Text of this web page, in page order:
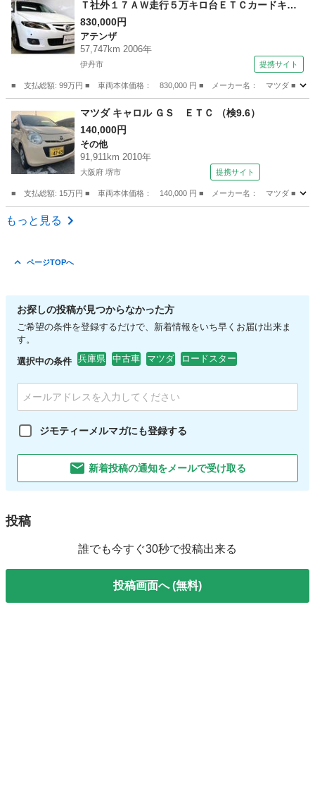
Ｔ社外１７ＡＷ走行５万キロ台ＥＴＣカードキー
ＨＩＤＢカメラＢＯＳＥ （検9.3）
830,000円
アテンザ
57,747km 2006年
伊丹市 提携サイト
■ 支払総額: 99万円 ■ 車両本体価格： 830,000 円 ■ メーカー名： マツダ ■ 車種
アテンザ
マツダ キャロル ＧＳ ＥＴＣ （検9.6）
140,000円
その他
91,911km 2010年
大阪府 堺市 提携サイト
■ 支払総額: 15万円 ■ 車両本体価格： 140,000 円 ■ メーカー名： マツダ ■
大阪 堺市
もっと見る
ページTOPへ
お探しの投稿が見つからなかった方
ご希望の条件を登録するだけで、新着情報をいち早くお届け出来ま
す。
選択中の条件 兵庫県 中古車 マツダ ロードスター
ジモティーメルマガにも登録する
新着投稿の通知をメールで受け取る
投稿
誰でも今すぐ30秒で投稿出来る
投稿画面へ (無料)